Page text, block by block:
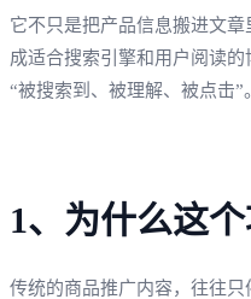
它不只是把产品信息搬进文
成适合搜索引擎和用户阅读
“被搜索到、被理解、被点击”。
1、为什么这
传统的商品推广内容，往往